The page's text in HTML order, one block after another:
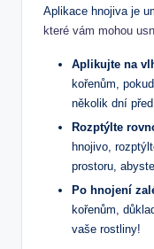
Aplikace hnojiva je
které vám mohou
Aplikujte na
⁤kořenům,
několik dní
Rozptýlte‌
hnojivo,
prostoru,
Po hnojení
kořenům,
vaše rostliny!